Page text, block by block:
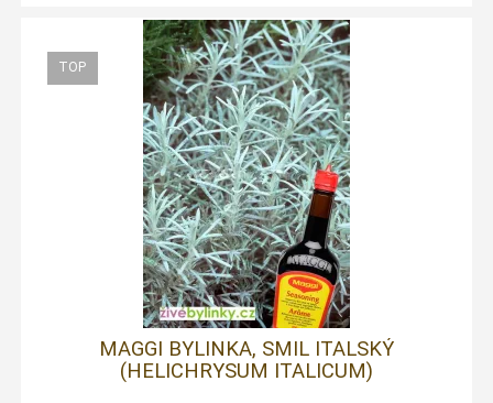
MAGGI BYLINKA, SMIL ITALSKÝ
(HELICHRYSUM ITALICUM)